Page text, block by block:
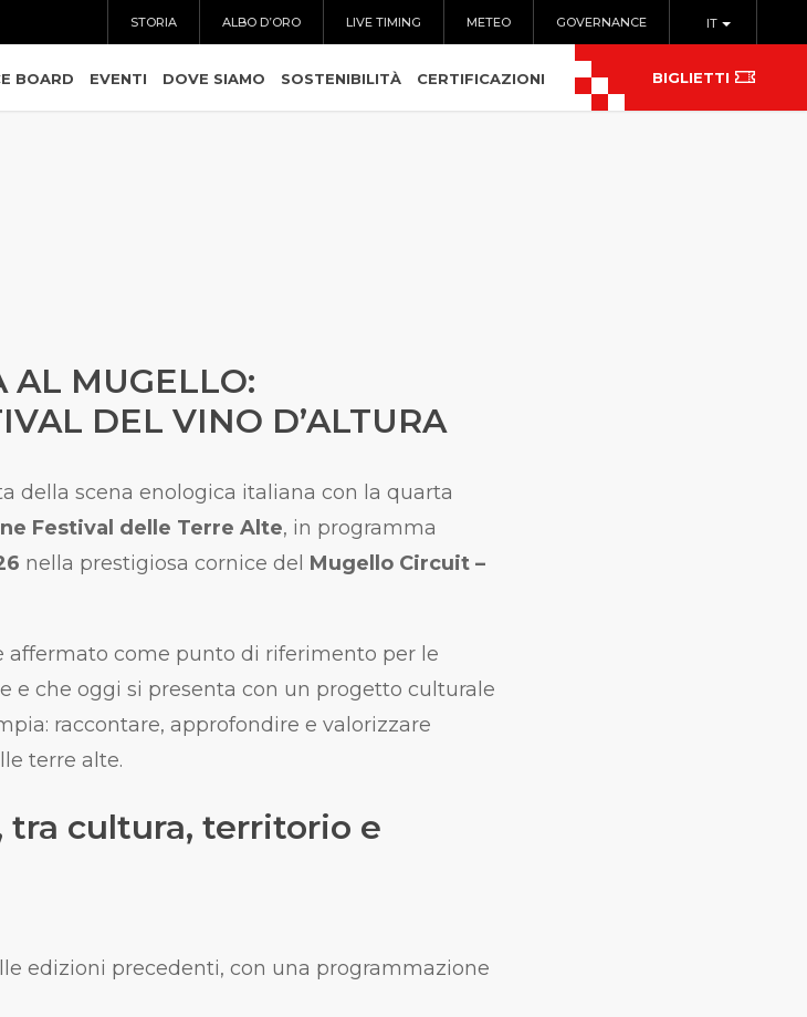
IT
STORIA ALBO D’ORO LIVE TIMING METEO GOVERNANCE
BOARD EVENTI DOVE SIAMO SOSTENIBILITÀ CERTIFICAZIONI BIGLIETTI
AL MUGELLO:
DEL VINO D’ALTURA
della scena enologica italiana con la quarta
Festival delle Terre Alte, in programma
nella prestigiosa cornice del Mugello Circuit –
come punto di riferimento per le
e che oggi si presenta con un progetto culturale
raccontare, approfondire e valorizzare
terre alte.
tra cultura, territorio e
edizioni precedenti, con una programmazione